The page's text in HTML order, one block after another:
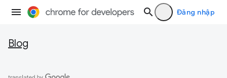
Đăng nhập
Blog